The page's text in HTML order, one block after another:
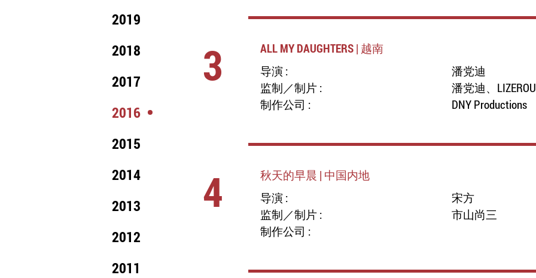
2019
2018
2017
2016
2015
2014
2013
2012
2011
3
ALL MY DAUGHTERS | 越南
导演 :
潘党迪
监制／制片 :
潘党迪、
制作公司 :
DNY Productions
4
秋天的早晨 | 中国内地
导演 :
宋方
监制／制片 :
市山尚三
制作公司 :